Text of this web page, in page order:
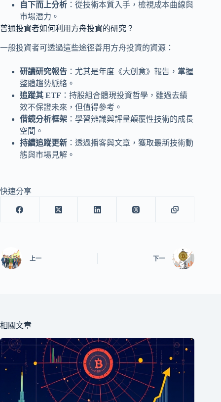
自下而上分析 ：從技術本質入手，檢視成本曲線與
市場潛力。
普通投資者如何利用方舟投資的研究？
一般投資者可透過這些途徑善用方舟投資的資源：
研讀研究報告 ：尤其是年度《大創意》報告，掌握
整體趨勢脈絡。
追蹤其 ETF ：持股組合體現投資哲學，雖過去績
效不保證未來，但值得參考。
借鏡分析框架 ：學習辨識與評量顛覆性技術的成長
空間。
持續追蹤更新 ：透過播客與文章，獲取最新技術動
態與市場見解。
快速分享
上一 下一
相關文章